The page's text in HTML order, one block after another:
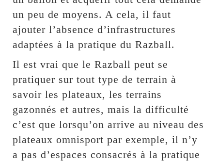
un peu de moyens. A cela, il faut
ajouter l’absence d’infrastructures
adaptées à la pratique du Razball.
Il est vrai que le Razball peut se
pratiquer sur tout type de terrain à
savoir les plateaux, les terrains
gazonnés et autres, mais la difficulté
c’est que lorsqu’on arrive au niveau des
plateaux omnisport par exemple, il n’y
a pas d’espaces consacrés à la pratique